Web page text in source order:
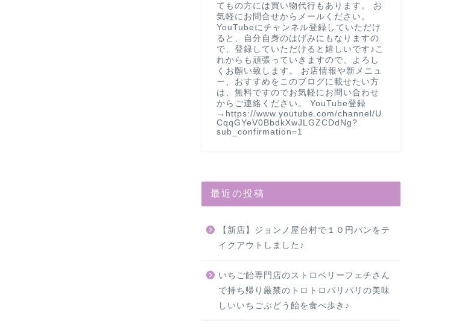
てもの方には買い物代行もあります。 お
気軽にお問合せからメールください。
YouTubeにチャンネル登録していただけ
ると、自分自身のはげみにもなりますの
で、登録していただけると嬉しいです♪こ
れからも頑張っていきますので、よろし
くお願い致します。 お店情報や新メニュ
ー、おすすめをこのブログに載せたい方
は、無料ですのでお気軽にお問い合わせ
からご連絡ください。 YouTube登録
→https://www.youtube.com/channel/U
CqqGYeV0BbdkXwJLGZCDdNg?
sub_confirmation=1
最近の投稿
【新店】ジョンノ屋台村で１０円パンをテ
イクアウトしました♪
いちご飴専門店のストロベリーフェチさん
で持ち帰り厳禁のトロトロパリパリの美味
しいいちごぶどう飴を食べ歩き♪